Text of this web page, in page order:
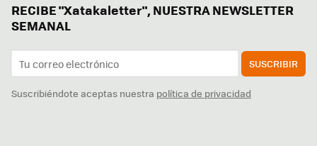
RECIBE "Xatakaletter", NUESTRA NEWSLETTER
SEMANAL
SUSCRIBIR
Suscribiéndote aceptas nuestra política de privacidad